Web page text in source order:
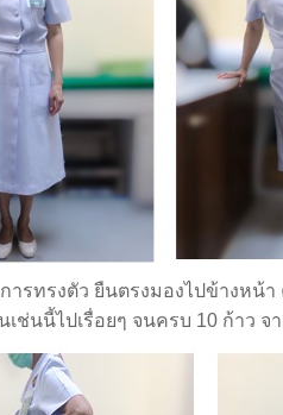
งตัว ยืนตรงมองไปข้างหน้า ค่
เช่นนี้ไปเรื่อยๆ จนครบ 10 ก้าว